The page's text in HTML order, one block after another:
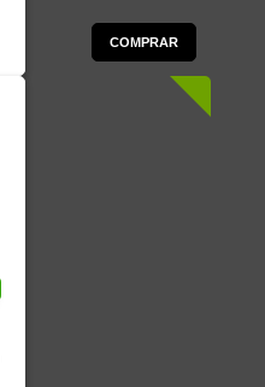
COMPRAR